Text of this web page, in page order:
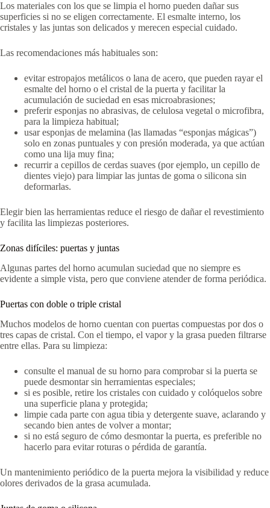
Los materiales con los que se limpia el horno pueden dañar sus
superficies si no se eligen correctamente. El esmalte interno, los
cristales y las juntas son delicados y merecen especial cuidado.
Las recomendaciones más habituales son:
evitar estropajos metálicos o lana de acero, que pueden rayar el
esmalte del horno o el cristal de la puerta y facilitar la
acumulación de suciedad en esas microabrasiones;
preferir esponjas no abrasivas, de celulosa vegetal o microfibra,
para la limpieza habitual;
usar esponjas de melamina (las llamadas “esponjas mágicas”)
solo en zonas puntuales y con presión moderada, ya que actúan
como una lija muy fina;
recurrir a cepillos de cerdas suaves (por ejemplo, un cepillo de
dientes viejo) para limpiar las juntas de goma o silicona sin
deformarlas.
Elegir bien las herramientas reduce el riesgo de dañar el revestimiento
y facilita las limpiezas posteriores.
Zonas difíciles: puertas y juntas
Algunas partes del horno acumulan suciedad que no siempre es
evidente a simple vista, pero que conviene atender de forma periódica.
Puertas con doble o triple cristal
Muchos modelos de horno cuentan con puertas compuestas por dos o
tres capas de cristal. Con el tiempo, el vapor y la grasa pueden filtrarse
entre ellas. Para su limpieza:
consulte el manual de su horno para comprobar si la puerta se
puede desmontar sin herramientas especiales;
si es posible, retire los cristales con cuidado y colóquelos sobre
una superficie plana y protegida;
limpie cada parte con agua tibia y detergente suave, aclarando y
secando bien antes de volver a montar;
si no está seguro de cómo desmontar la puerta, es preferible no
hacerlo para evitar roturas o pérdida de garantía.
Un mantenimiento periódico de la puerta mejora la visibilidad y reduce
olores derivados de la grasa acumulada.